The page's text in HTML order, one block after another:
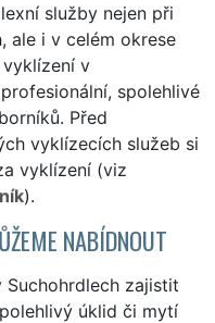
služby nejen při
ale i v celém okrese
vyklízení v
spolehlivé
Před
vyklízecích služeb si
vyklízení (viz
).
NABÍDNOUT
Suchohrdlech zajistit
úklid či mytí